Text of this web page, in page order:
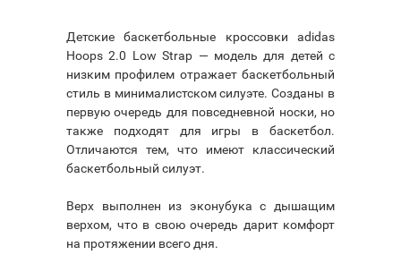
Детские баскетбольные кроссовки adidas
Hoops 2.0 Low Strap — модель для детей с
низким профилем отражает баскетбольный
стиль в минималистском силуэте. Созданы в
первую очередь для повседневной носки, но
также подходят для игры в баскетбол.
Отличаются тем, что имеют классический
баскетбольный силуэт.
Верх выполнен из эконубука с дышащим
верхом, что в свою очередь дарит комфорт
на протяжении всего дня.